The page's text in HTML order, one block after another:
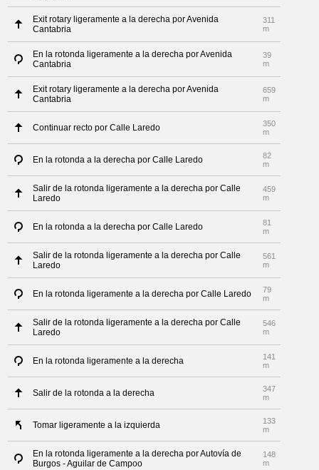
Exit rotary ligeramente a la derecha por Avenida
Cantabria
311
m
En la rotonda ligeramente a la derecha por Avenida
Cantabria
39
m
Exit rotary ligeramente a la derecha por Avenida
Cantabria
659
m
Continuar recto por Calle Laredo
350
m
En la rotonda a la derecha por Calle Laredo
82
m
Salir de la rotonda ligeramente a la derecha por Calle
Laredo
459
m
En la rotonda a la derecha por Calle Laredo
81
m
Salir de la rotonda ligeramente a la derecha por Calle
Laredo
561
m
En la rotonda ligeramente a la derecha por Calle Laredo
79
m
Salir de la rotonda ligeramente a la derecha por Calle
Laredo
546
m
En la rotonda ligeramente a la derecha
141
m
Salir de la rotonda a la derecha
347
m
Tomar ligeramente a la izquierda
133
m
En la rotonda ligeramente a la derecha por Autovía de
Burgos - Aguilar de Campoo
148
m